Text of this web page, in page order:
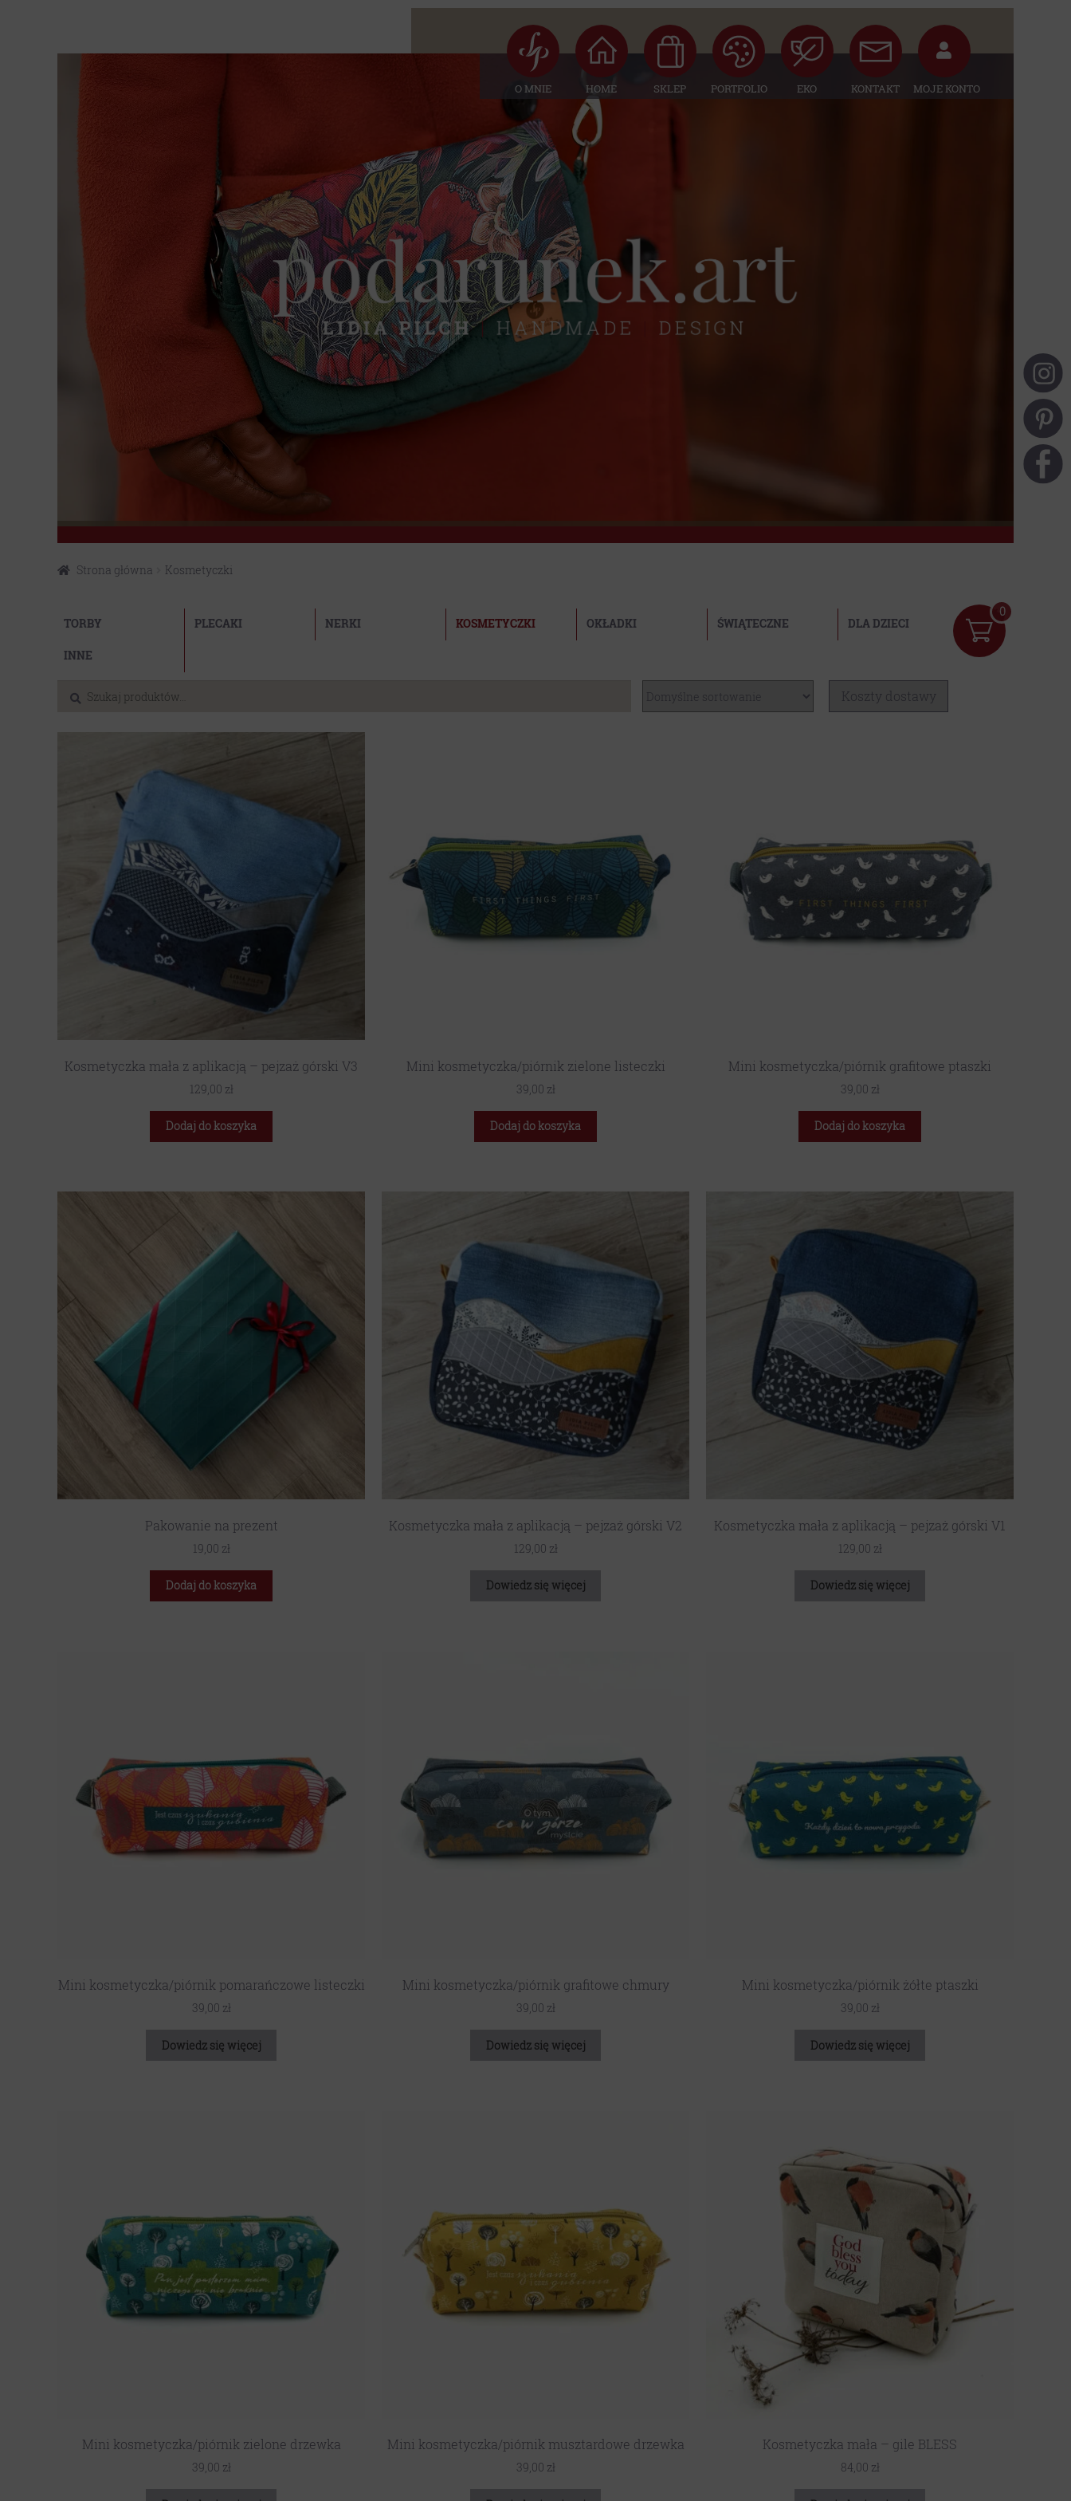
O MNIE HOME SKLEP PORTFOLIO EKO KONTAKT MOJE KONTO
do
do
Strona główna Kosmetyczki
TORBY PLECAKI NERKI KOSMETYCZKI OKŁADKI ŚWIĄTECZNE DLA DZIECI
INNE
0
Koszty dostawy
Kosmetyczka mała z aplikacją – pejzaż górski V3
129,00 zł
Dodaj do koszyka
Mini kosmetyczka/piórnik zielone listeczki
39,00 zł
Dodaj do koszyka
Mini kosmetyczka/piórnik grafitowe ptaszki
39,00 zł
Dodaj do koszyka
Pakowanie na prezent
19,00 zł
Dodaj do koszyka
Kosmetyczka mała z aplikacją – pejzaż górski V2
129,00 zł
Dowiedz się więcej
Kosmetyczka mała z aplikacją – pejzaż górski V1
129,00 zł
Dowiedz się więcej
Mini kosmetyczka/piórnik pomarańczowe listeczki
39,00 zł
Dowiedz się więcej
Mini kosmetyczka/piórnik grafitowe chmury
39,00 zł
Dowiedz się więcej
Mini kosmetyczka/piórnik żółte ptaszki
39,00 zł
Dowiedz się więcej
Mini kosmetyczka/piórnik zielone drzewka
39,00 zł
Mini kosmetyczka/piórnik musztardowe drzewka
39,00 zł
Kosmetyczka mała – gile BLESS
84,00 zł